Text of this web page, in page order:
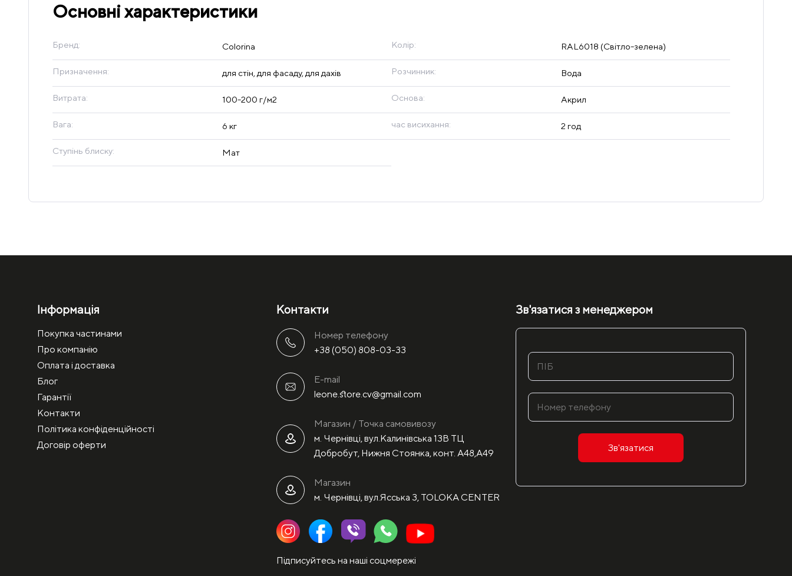
Основні характеристики
Бренд: Colorina Колір: RAL6018 (Світло-зелена)
Призначення: для стін, для фасаду, для дахів Розчинник: Вода
Витрата: 100-200 г/м2 Основа: Акрил
Вага: 6 кг час висихання: 2 год
Ступінь блиску: Мат
Інформація
Покупка частинами
Про компанію
Оплата і доставка
Блог
Гарантії
Контакти
Політика конфіденційності
Договір оферти
Контакти
Номер телефону
+38 (050) 808-03-33
E-mail
leone.store.cv@gmail.com
Магазин / Точка самовивозу
м. Чернівці, вул.Калинівська 13В ТЦ
Добробут, Нижня Стоянка, конт. А48,А49
Магазин
м. Чернівці, вул.Ясська 3, TOLOKA CENTER
Підписуйтесь на наші соцмережі
Зв'язатися з менеджером
Зв'язатися